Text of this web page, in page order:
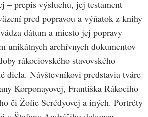
– prepis výsluchu, jej testament
pred popravou a výňatok z knihy
dátum a miesto jej popravy
unikátnych archívnych dokumentov
rákociovského stavovského
diela. Návštevníkovi predstavia tváre
Korponayovej, Františka Rákociho
či Žofie Serédyovej a iných. Portréty